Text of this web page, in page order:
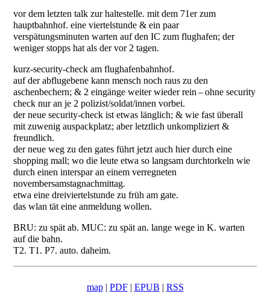
vor dem letzten talk zur haltestelle. mit dem 71er zum
hauptbahnhof. eine viertelstunde & ein paar
verspätungsminuten warten auf den IC zum flughafen; der
weniger stopps hat als der vor 2 tagen.
kurz-security-check am flughafenbahnhof.
auf der abflugebene kann mensch noch raus zu den
aschenbechern; & 2 eingänge weiter wieder rein – ohne security
check nur an je 2 polizist/soldat/innen vorbei.
der neue security-check ist etwas länglich; & wie fast überall
mit zuwenig auspackplatz; aber letztlich unkompliziert &
freundlich.
der neue weg zu den gates führt jetzt auch hier durch eine
shopping mall; wo die leute etwa so langsam durchtorkeln wie
durch einen interspar an einem verregneten
novembersamstagnachmittag.
etwa eine dreiviertelstunde zu früh am gate.
das wlan tät eine anmeldung wollen.
BRU: zu spät ab. MUC: zu spät an. lange wege in K. warten
auf die bahn.
T2. T1. P7. auto. daheim.
map| PDF| EPUB | RSS